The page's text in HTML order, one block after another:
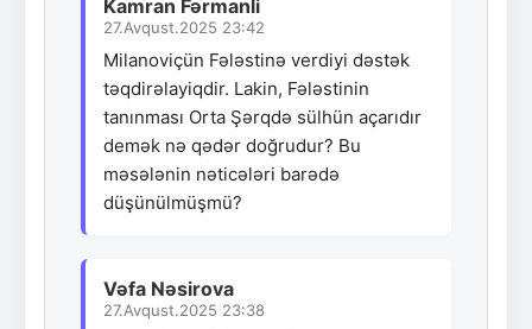
Kamran Fərmanli
27.Avqust.2025 23:42
Milanoviçün Fələstinə verdiyi dəstək
təqdirəlayiqdir. Lakin, Fələstinin
tanınması Orta Şərqdə sülhün açarıdır
demək nə qədər doğrudur? Bu
məsələnin nəticələri barədə
düşünülmüşmü?
Vəfa Nəsirova
27.Avqust.2025 23:38